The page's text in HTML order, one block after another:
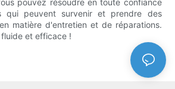
pouvez résoudre en toute confiance
qui peuvent survenir et prendre des
matière d'entretien et de réparations.
et efficace !